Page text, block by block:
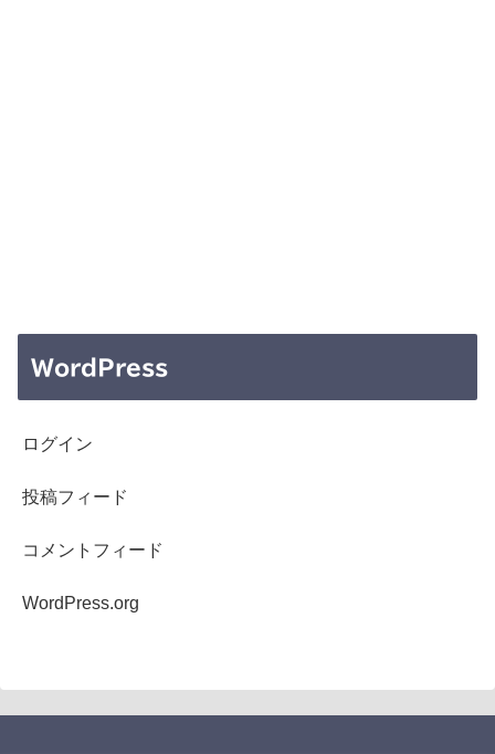
WordPress
ログイン
投稿フィード
コメントフィード
WordPress.org